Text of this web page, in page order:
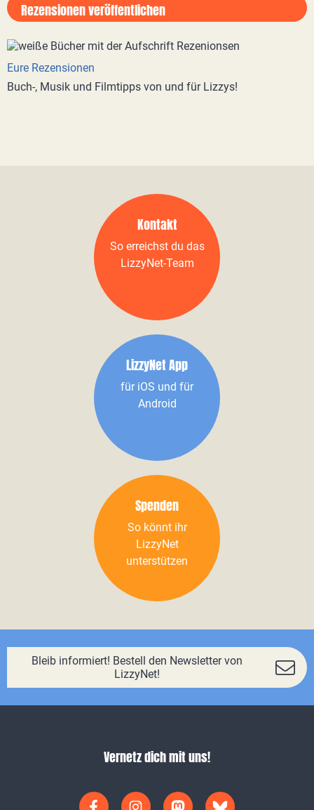
Rezensionen veröffentlichen
Eure Rezensionen
Buch-, Musik und Filmtipps von und für Lizzys!
Kontakt
So erreichst du das
LizzyNet-Team
LizzyNet App
für iOS und für
Android
Spenden
So könnt ihr
LizzyNet
unterstützen
Bleib informiert! Bestell den Newsletter von
LizzyNet!
Vernetz dich mit uns!